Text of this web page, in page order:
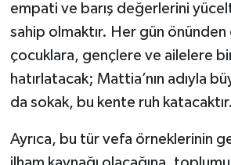
empati ve barış değerlerini
sahip olmaktır. Her gün önünden
çocuklara, gençlere ve ailelere
hatırlatacak; Mattia’nın adıyla
da sokak, bu kente ruh katacaktır.
Ayrıca, bu tür vefa örneklerinin